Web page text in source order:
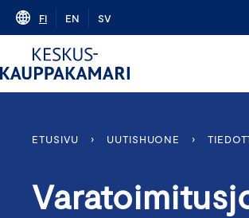
Skip
content
FI EN SV
ETUSIVU › UUTISHUONE ›